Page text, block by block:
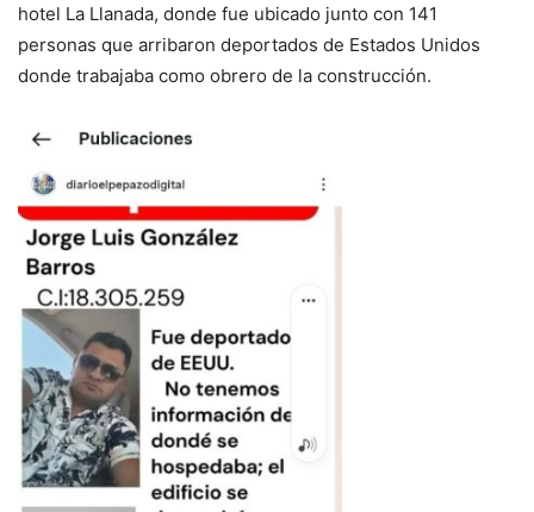
hotel La Llanada, donde fue ubicado junto con 141
personas que arribaron deportados de Estados Unidos
donde trabajaba como obrero de la construcción.